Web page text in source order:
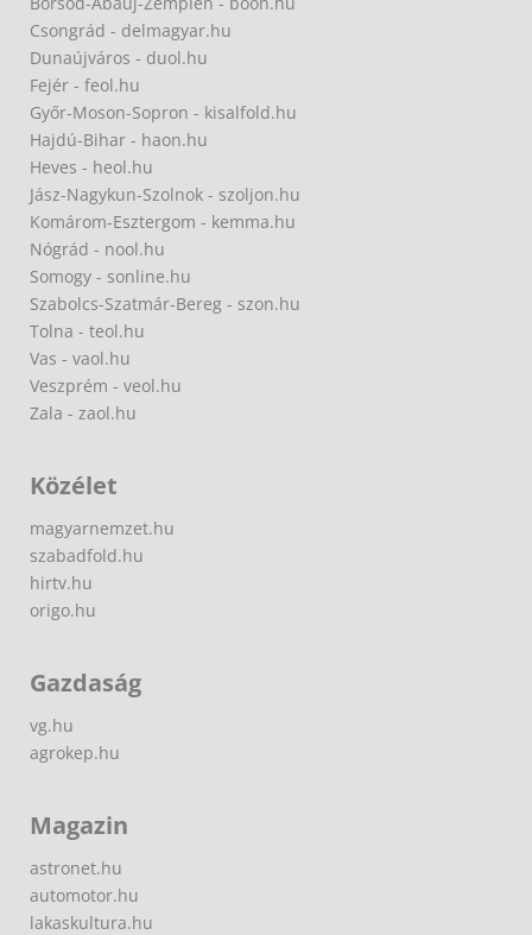
Csongrád - delmagyar.hu
Dunaújváros - duol.hu
Fejér - feol.hu
Győr-Moson-Sopron - kisalfold.hu
Hajdú-Bihar - haon.hu
Heves - heol.hu
Jász-Nagykun-Szolnok - szoljon.hu
Komárom-Esztergom - kemma.hu
Nógrád - nool.hu
Somogy - sonline.hu
Szabolcs-Szatmár-Bereg - szon.hu
Tolna - teol.hu
Vas - vaol.hu
Veszprém - veol.hu
Zala - zaol.hu
Közélet
magyarnemzet.hu
szabadfold.hu
hirtv.hu
origo.hu
Gazdaság
vg.hu
agrokep.hu
Magazin
astronet.hu
automotor.hu
lakaskultura.hu